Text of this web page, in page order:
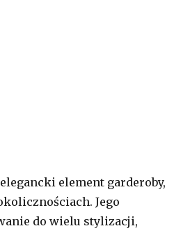
element garderoby,
Jego
do wielu stylizacji,